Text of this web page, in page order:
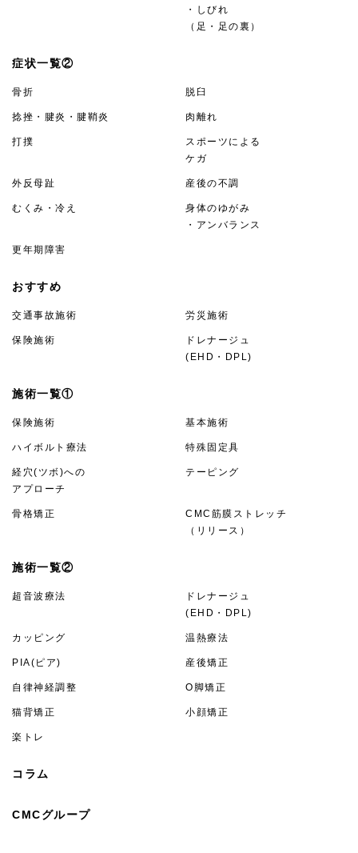
・しびれ
（足・足の裏）
症状一覧②
骨折 脱臼
捻挫・腱炎・腱鞘炎 肉離れ
打撲
スポーツによる
ケガ
外反母趾 産後の不調
むくみ・冷え
身体のゆがみ
・アンバランス
更年期障害
おすすめ
交通事故施術 労災施術
保険施術
ドレナージュ
(EHD・DPL)
施術一覧①
保険施術 基本施術
ハイボルト療法 特殊固定具
経穴(ツボ)への
アプローチ
テーピング
骨格矯正
CMC筋膜ストレッチ
（リリース）
施術一覧②
超音波療法
ドレナージュ
(EHD・DPL)
カッピング 温熱療法
PIA(ピア) 産後矯正
自律神経調整 O脚矯正
猫背矯正 小顔矯正
楽トレ
コラム
CMCグループ